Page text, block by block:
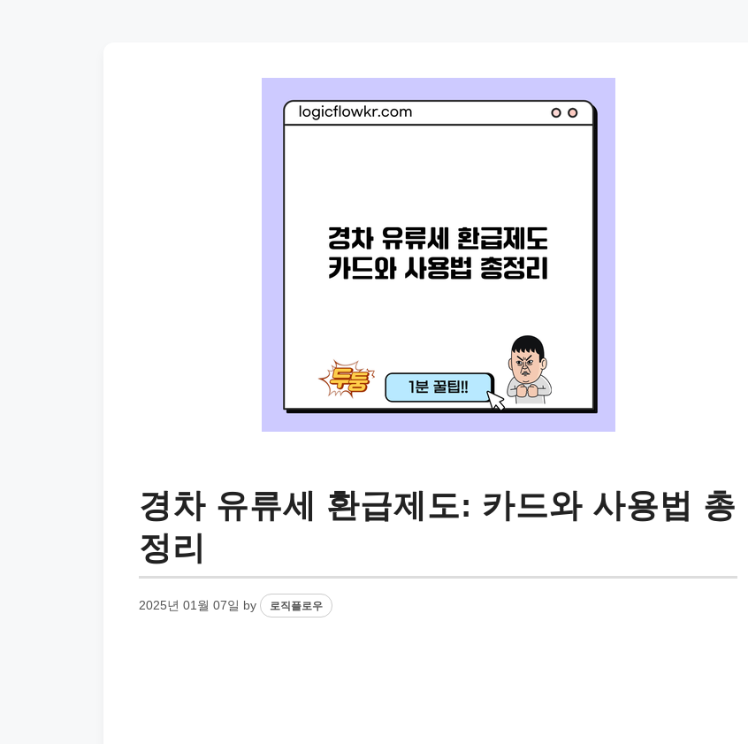
경차 유류세 환급제도: 카드와 사용법 총
정리
2025년 01월 07일 by 로직플로우